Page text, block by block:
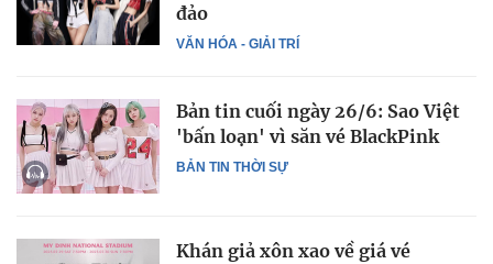
VĂN HÓA - GIẢI TRÍ
đảo
BẢN TIN THỜI SỰ
Bản tin cuối ngày 26/6: Sao Việt
'bấn loạn' vì săn vé BlackPink
Khán giả xôn xao về giá vé